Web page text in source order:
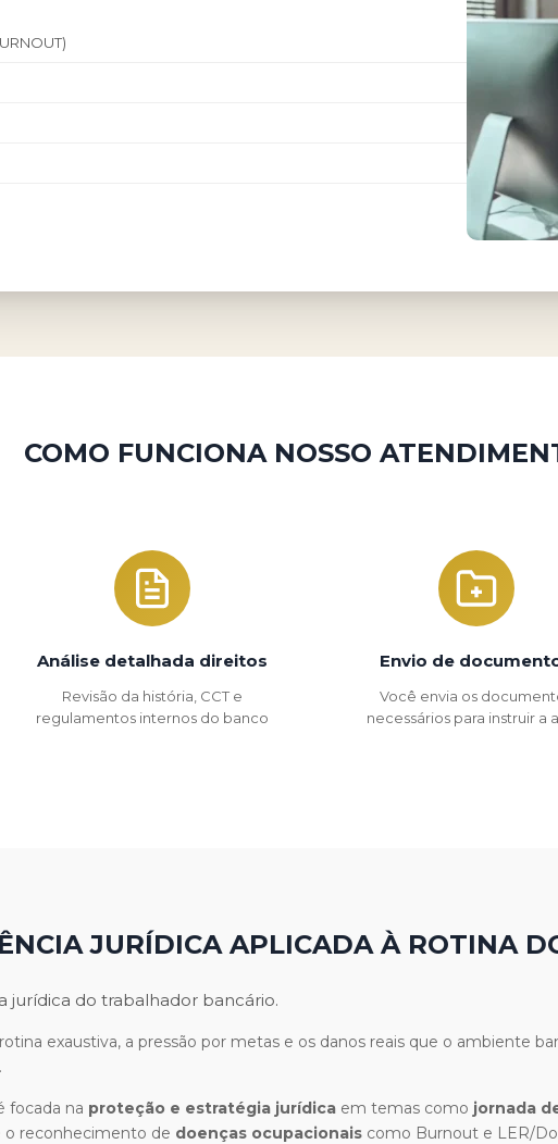
COMO FUNCIONA NOSSO
Análise detalhada direitos
Revisão da história, CCT e
regulamentos internos do banco
Envio de
Você envia os
necessários para instruir a
JURÍDICA APLICADA À ROTINA
jurídica do trabalhador bancário.
exaustiva, a pressão por metas e os danos reais que o ambiente
focada na proteção e estratégia jurídica em temas como jornada
o reconhecimento de doenças ocupacionais como Burnout e LER/